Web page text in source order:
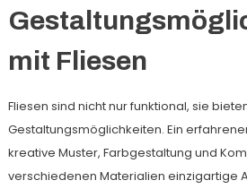
mit Fliesen
Fliesen sind nicht nur funktional, sie
Gestaltungsmöglichkeiten. Ein
kreative Muster, Farbgestaltung und
verschiedenen Materialien einzigartige